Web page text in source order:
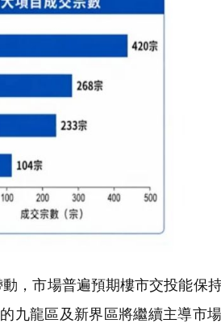
，市場普遍預期樓市交投能保
九龍區及新界區將繼續主導市